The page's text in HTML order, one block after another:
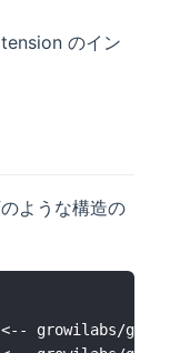
のイン
ような構造の
growilabs/